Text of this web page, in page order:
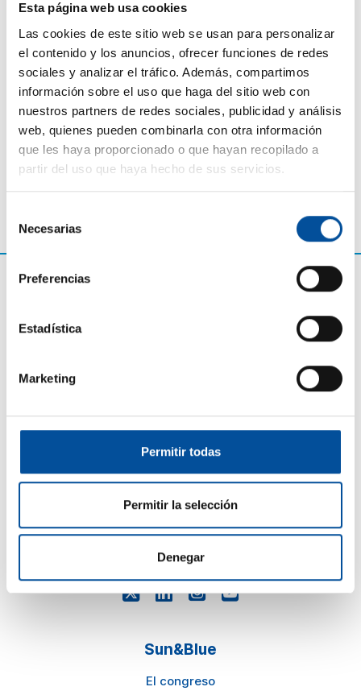
Esta página web usa cookies
Las cookies de este sitio web se usan para personalizar
el contenido y los anuncios, ofrecer funciones de redes
sociales y analizar el tráfico. Además, compartimos
información sobre el uso que haga del sitio web con
nuestros partners de redes sociales, publicidad y análisis
web, quienes pueden combinarla con otra información
que les haya proporcionado o que hayan recopilado a
partir del uso que haya hecho de sus servicios.
consentimiento
Necesarias
Preferencias
Estadística
Marketing
Permitir todas
Permitir la selección
Denegar
presentarán ejemplos concretos de playas
inteligentes, movilidad litoral y monitorización de
flujos turísticos, junto a una reflexión sobre los
principales retos regulatorios, técnicos y
organizativos que han surgido durante la implantación.
Sun&Blue
El congreso